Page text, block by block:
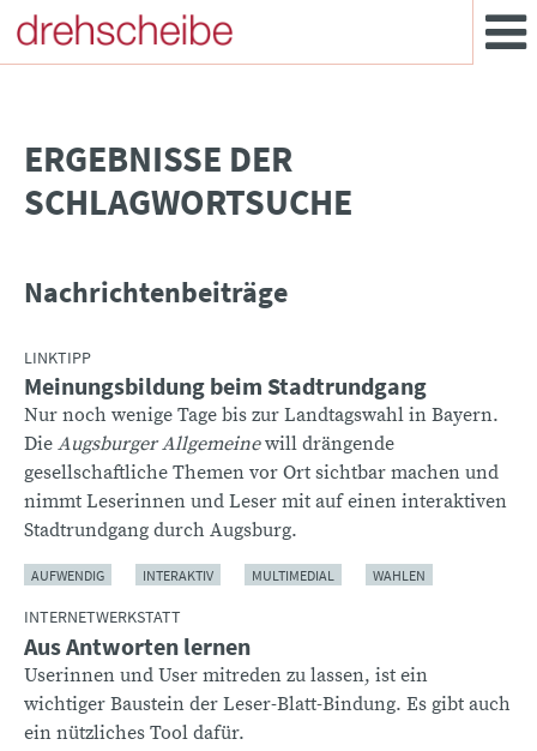
­ERGEBNISSE DER
SCHLAGWORTSUCHE
Nachrichtenbeiträge
LINKTIPP
Meinungsbildung beim Stadtrundgang
Nur noch wenige Tage bis zur Landtagswahl in Bayern.
Die Augsburger Allgemeinewill drängende
gesellschaftliche Themen vor Ort sichtbar machen und
nimmt Leserinnen und Leser mit auf einen interaktiven
Stadtrundgang durch Augsburg.
AUFWENDIG INTERAKTIV MULTIMEDIAL WAHLEN
INTERNETWERKSTATT
Aus Antworten lernen
Userinnen und User mitreden zu lassen, ist ein
wichtiger Baustein der Leser-Blatt-Bindung. Es gibt auch
ein nützliches Tool dafür.